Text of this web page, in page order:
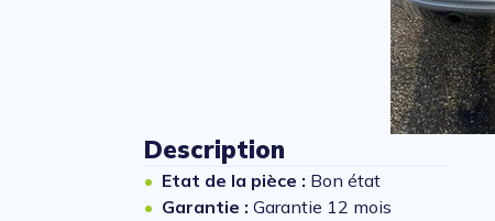
Description
Etat de la pièce : Bon état
Garantie : Garantie 12 mois